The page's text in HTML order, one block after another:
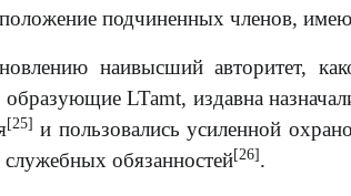
подчиненных членов,
наивысший авторитет,
LTamt, издавна
[25] и пользовались усиленной
обязанностей[26] .